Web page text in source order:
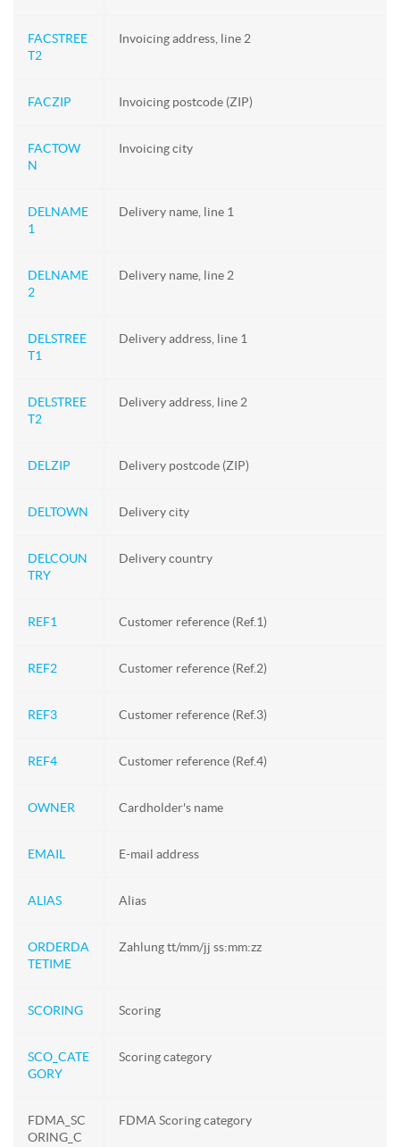
FACSTREE
T2
Invoicing address, line 2
FACZIP Invoicing postcode (ZIP)
FACTOW
N
Invoicing city
DELNAME
1
Delivery name, line 1
DELNAME
2
Delivery name, line 2
DELSTREE
T1
Delivery address, line 1
DELSTREE
T2
Delivery address, line 2
DELZIP Delivery postcode (ZIP)
DELTOWN Delivery city
DELCOUN
TRY
Delivery country
REF1 Customer reference (Ref.1)
REF2 Customer reference (Ref.2)
REF3 Customer reference (Ref.3)
REF4 Customer reference (Ref.4)
OWNER Cardholder's name
EMAIL E-mail address
ALIAS Alias
ORDERDA
TETIME
Zahlung tt/mm/jj ss:mm:zz
SCORING Scoring
SCO_CATE
GORY
Scoring category
FDMA_SC
ORING_C
FDMA Scoring category